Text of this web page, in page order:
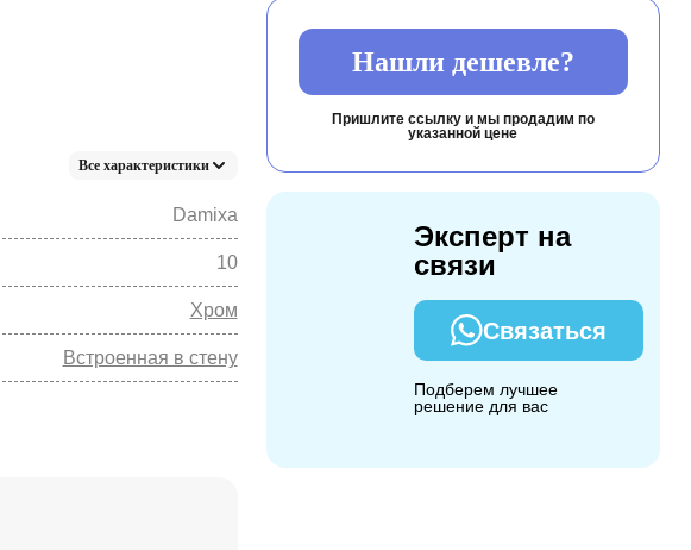
Все характеристики
Damixa
10
Хром
Встроенная в стену
Нашли дешевле?
Пришлите ссылку и мы продадим по
указанной цене
Эксперт на
связи
Связаться
Подберем лучшее
решение для вас